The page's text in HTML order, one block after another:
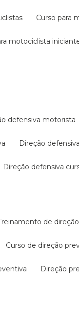
curso para
motociclista
defensiva motorista
direção
direção defensiva
treinamento de
curso de direção
direção